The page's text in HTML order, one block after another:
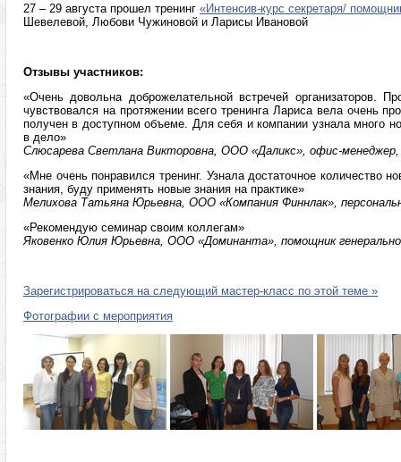
27 – 29 августа прошел тренинг «Интенсив-курс секретаря/
Шевелевой, Любови Чужиновой и Ларисы Ивановой
Отзывы участников:
«Очень довольна доброжелательной встречей организаторов.
чувствовался на протяжении всего тренинга Лариса вела очень
получен в доступном объеме. Для себя и компании узнала много
в дело»
Слюсарева Светлана Викторовна, ООО «Даликс», офис-
«Мне очень понравился тренинг. Узнала достаточное количество
знания, буду применять новые знания на практике»
Мелихова Татьяна Юрьевна, ООО «Компания Финнлак»,
«Рекомендую семинар своим коллегам»
Яковенко Юлия Юрьевна, ООО «Доминанта», помощник
Зарегистрироваться на следующий мастер-класс по этой теме »
Фотографии с мероприятия